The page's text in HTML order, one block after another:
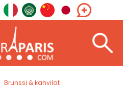
Brunssi & kahvilat